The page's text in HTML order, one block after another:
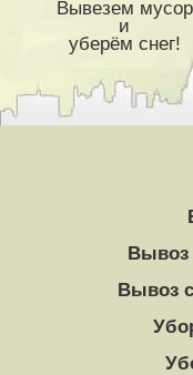
Вывезем мусор
и
уберём снег!
Вывоз
Вывоз